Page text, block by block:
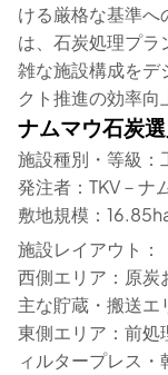
ける厳格な基準へ
は、石炭処理プラ
雑な施設構成をデ
クト推進の効率向
ナムマウ石炭
施設種別・等級：
発注者：TKV－ナ
敷地規模：
施設レイアウト：
西側エリア：原炭
主な貯蔵・搬送エ
東側エリア：前処
ィルタープレス・